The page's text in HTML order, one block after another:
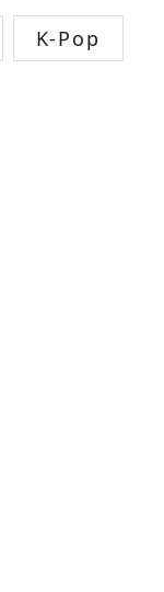
K-Pop